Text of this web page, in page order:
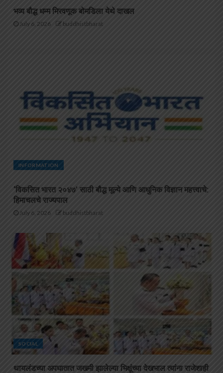
भव्य बौद्ध धम्म मिरवणूक बोमडिला येथे दाखल
July 6, 2026 buddhistbharat
INFORMATION
‘विकसित भारत २०४७’ साठी बौद्ध मूल्ये आणि आधुनिक विज्ञान महत्त्वाचे:
हिमाचलचे राज्यपाल
July 6, 2026 buddhistbharat
SOCIAL
थायलंडच्या अपघातात जखमी झालेल्या भिक्षूंच्या देखभाल त्यांना राजेशाही